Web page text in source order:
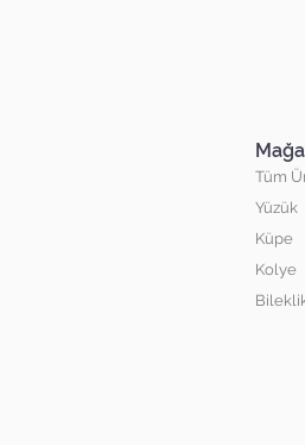
Tüm
Yüzük
Küpe
Kolye